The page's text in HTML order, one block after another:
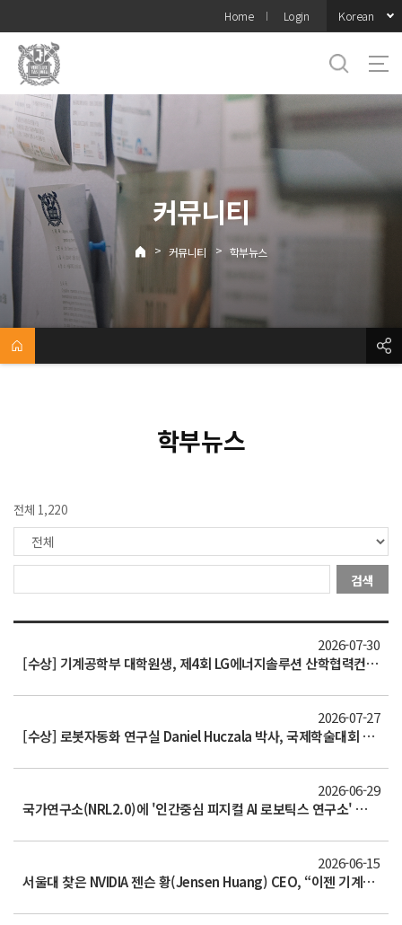
메뉴
Home Login Korean
커뮤니티
> 커뮤니티 > 학부뉴스
학부뉴스
전체 1,220
검색
[수상] 기계공학부 대학원생, 제4회 LG에너지솔루션 산학협력컨퍼런스 우수 포스터 발표상 수상
2026-07-30
[수상] 로봇자동화 연구실 Daniel Huczala 박사, 국제학술대회 최우수논문상 2건 수상
2026-07-27
국가연구소(NRL2.0)에 '인간중심 피지컬 AI 로보틱스 연구소' 선정…10년간 年100억원씩 지원
2026-06-29
서울대 찾은 NVIDIA 젠슨 황(Jensen Huang) CEO, “이젠 기계공학자의 시대” (6/8 서울대 방문)
2026-06-15